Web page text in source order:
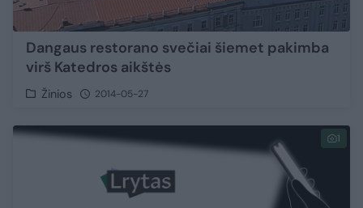
Dangaus restorano svečiai šiemet pakimba
virš Katedros aikštės
Žinios 2014-05-27
1